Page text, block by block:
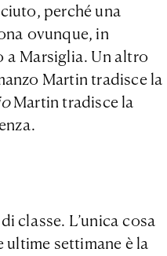
perché una
ovunque, in
a Marsiglia. Un altro
Martin tradisce la
Martin tradisce la
classe. L’unica cosa
ultime settimane è la